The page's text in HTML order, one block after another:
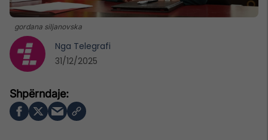
gordana siljanovska
Nga Telegrafi
31/12/2025